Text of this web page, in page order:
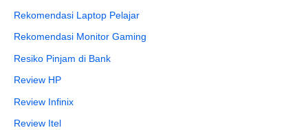
Rekomendasi Laptop Pelajar
Rekomendasi Monitor Gaming
Resiko Pinjam di Bank
Review HP
Review Infinix
Review Itel